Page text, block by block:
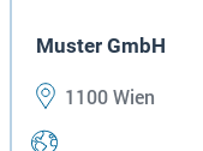
Muster GmbH
1100 Wien